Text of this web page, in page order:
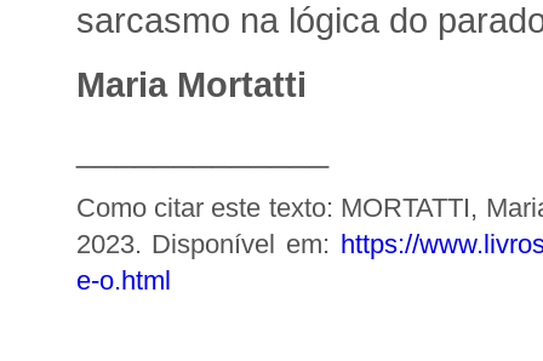
sarcasmo na lógica do
Maria Mortatti
Como citar este texto: MORTATTI,
2023. Disponível em: https://
e-o.html